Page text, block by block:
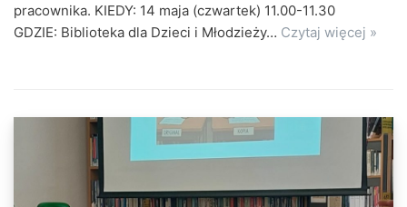
pracownika. KIEDY: 14 maja (czwartek) 11.00-11.30
GDZIE: Biblioteka dla Dzieci i Młodzieży… Czytaj więcej »